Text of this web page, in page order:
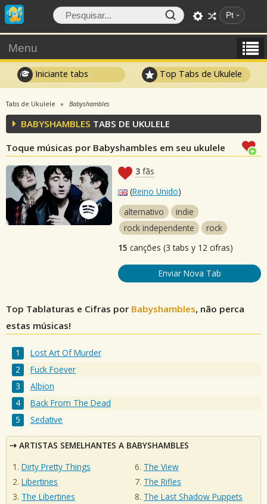
Pt
Menu
Iniciante tabs Top Tabs de Ukulele
Tabs de Ukulele Babyshambles
BABYSHAMBLES TABS DE UKULELE
Toque músicas por Babyshambles em seu ukulele
3 fãs
(Reino Unido)
alternativo
indie
rock independente
rock
15 canções (3 tabs y 12 cifras)
Enviar Nova Tab
Top Tablaturas e Cifras por Babyshambles, não perca
estas músicas!
Lost Art Of Murder
Fuck Foever
Albion
Back From The Dead
Sedative
ARTISTAS SEMELHANTES A BABYSHAMBLES
Dirty Pretty Things
Libertines
The Libertines
The View
The Rifles
The Last Shadow Puppets